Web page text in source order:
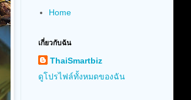
Home
เกี่ยวกับฉัน
ThaiSmartbiz
ดูโปรไฟล์ทั้งหมดของฉัน